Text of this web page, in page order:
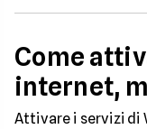
Come
internet,
Attivare i servizi di